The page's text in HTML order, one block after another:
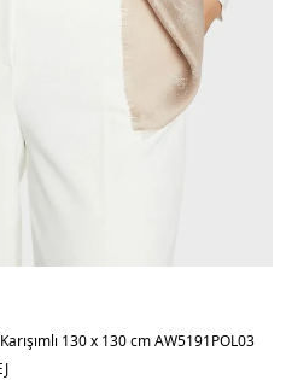
130 x 130 cm AW5191POL03